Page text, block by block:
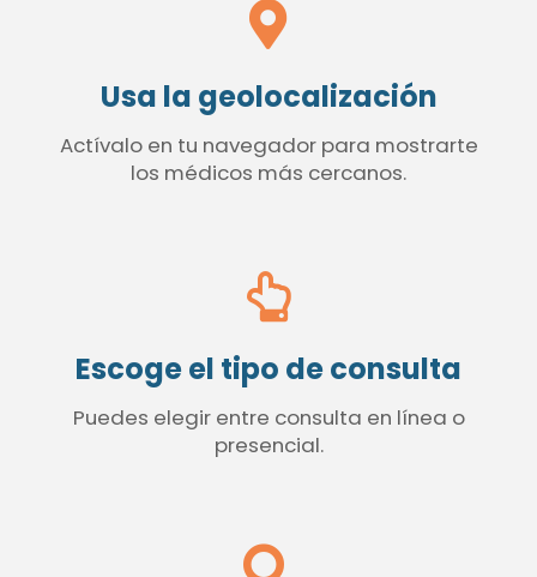
Usa la geolocalización
Actívalo en tu navegador para mostrarte
los médicos más cercanos.
Escoge el tipo de consulta
Puedes elegir entre consulta en línea o
presencial.